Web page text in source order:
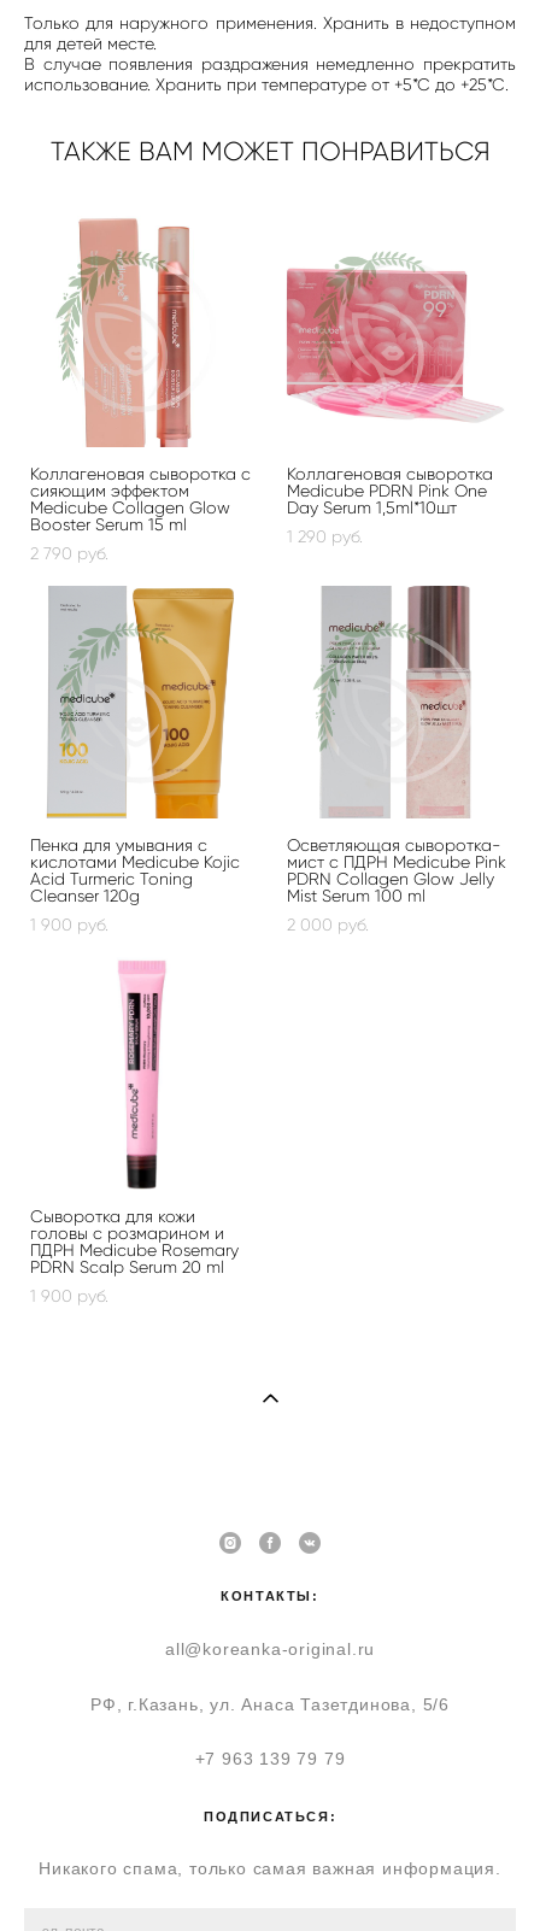
Только для наружного применения. Хранить в недоступном
для детей месте.
В случае появления раздражения немедленно прекратить
использование. Хранить при температуре от +5*С до +25*С.
ТАКЖЕ ВАМ МОЖЕТ ПОНРАВИТЬСЯ
Коллагеновая сыворотка с
сияющим эффектом
Medicube Collagen Glow
Booster Serum 15 ml
2 790 pуб.
Коллагеновая сыворотка
Medicube PDRN Pink One
Day Serum 1,5ml*10шт
1 290 pуб.
Пенка для умывания с
кислотами Medicube Kojic
Acid Turmeric Toning
Cleanser 120g
1 900 pуб.
Осветляющая сыворотка-
мист с ПДРН Medicube Pink
PDRN Collagen Glow Jelly
Mist Serum 100 ml
2 000 pуб.
Сыворотка для кожи
головы с розмарином и
ПДРН Medicube Rosemary
PDRN Scalp Serum 20 ml
1 900 pуб.
КОНТАКТЫ:
all@koreanka-original.ru
РФ, г.Казань, ул. Анаса Тазетдинова, 5/6
+7 963 139 79 79
ПОДПИСАТЬСЯ:
Никакого спама, только самая важная информация.